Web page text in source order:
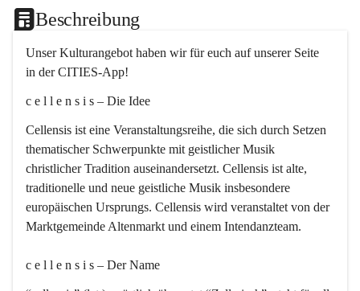
Beschreibung
Unser Kulturangebot haben wir für euch auf unserer Seite
in der CITIES-App!
c e l l e n s i s – Die Idee
Cellensis ist eine Veranstaltungsreihe, die sich durch Setzen
thematischer Schwerpunkte mit geistlicher Musik
christlicher Tradition auseinandersetzt. Cellensis ist alte,
traditionelle und neue geistliche Musik insbesondere
europäischen Ursprungs. Cellensis wird veranstaltet von der
Marktgemeinde Altenmarkt und einem Intendanzteam.
c e l l e n s i s – Der Name